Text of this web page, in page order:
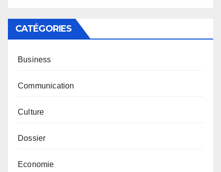
CATÉGORIES
Business
Communication
Culture
Dossier
Economie